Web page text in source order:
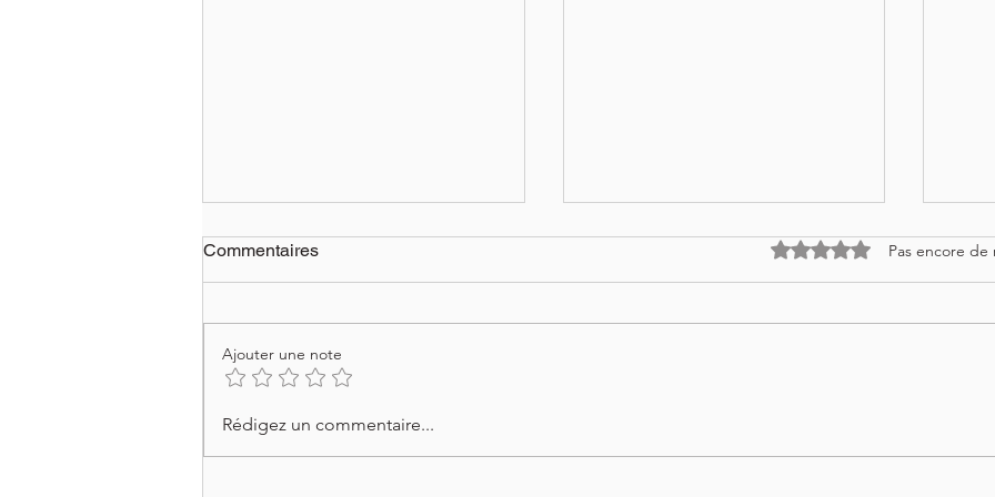
L'OMS rend accessible les
Commentaires Noté 0 étoile sur 5.Pas encore de
Ajouter une note
Rédigez un commentaire...